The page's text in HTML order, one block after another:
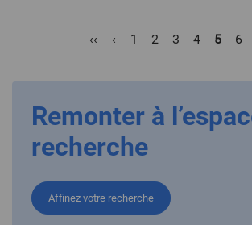
Pagination
Première
‹‹
Page
‹ Page
1 Page
2 Page
3 Page
4
Page
5 6
Remonter à
recherche
Affinez votre recherche